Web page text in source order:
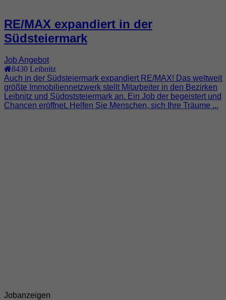
RE/MAX expandiert in der
Südsteiermark
Job Angebot
8430 Leibnitz
Auch in der Südsteiermark expandiert RE/MAX! Das weltweit
größte Immobiliennetzwerk stellt Mitarbeiter in den Bezirken
Leibnitz und Südoststeiermark an. Ein Job der begeistert und
Chancen eröffnet. Helfen Sie Menschen, sich Ihre Träume ...
Jobanzeigen